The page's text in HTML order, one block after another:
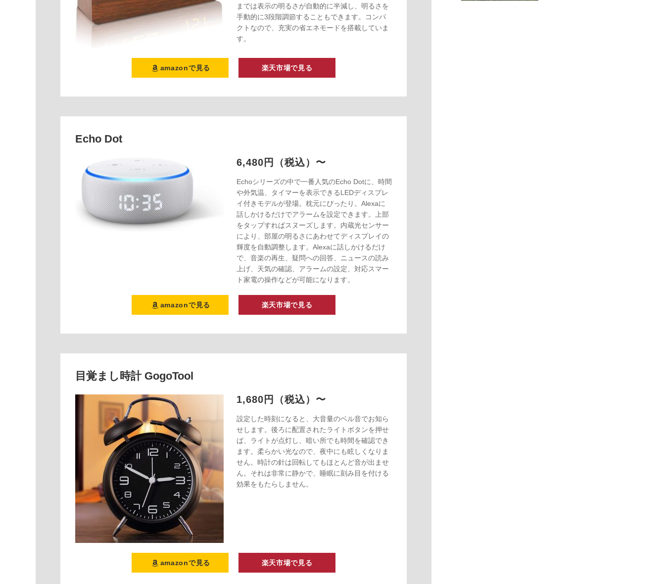
までは表示の明るさが自動的に半減し、明るさを
手動的に3段階調節することもできます。コンパ
クトなので、充実の省エネモードを搭載していま
す。
amazonで見る 楽天市場で見る
Echo Dot
6,480円（税込）〜
Echoシリーズの中で一番人気のEcho Dotに、時間
や外気温、タイマーを表示できるLEDディスプレ
イ付きモデルが登場。枕元にぴったり。Alexaに
話しかけるだけでアラームを設定できます。上部
をタップすればスヌーズします。内蔵光センサー
により、部屋の明るさにあわせてディスプレイの
輝度を自動調整します。Alexaに話しかけるだけ
で、音楽の再生、疑問への回答、ニュースの読み
上げ、天気の確認、アラームの設定、対応スマー
ト家電の操作などが可能になります。
amazonで見る 楽天市場で見る
目覚まし時計 GogoTool
1,680円（税込）〜
設定した時刻になると、大音量のベル音でお知ら
せします。後ろに配置されたライトボタンを押せ
ば、ライトが点灯し、暗い所でも時間を確認でき
ます。柔らかい光なので、夜中にも眩しくなりま
せん。時計の針は回転してもほとんど音が出ませ
ん。それは非常に静かで、睡眠に刻み目を付ける
効果をもたらしません。
amazonで見る 楽天市場で見る